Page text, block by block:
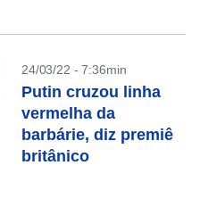
24/03/22 - 7:36min
Putin cruzou linha
vermelha da
barbárie, diz premiê
britânico